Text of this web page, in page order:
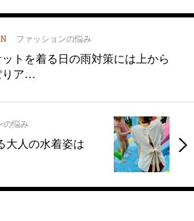
ファッションの悩み
ットを着る日の雨対策には上から
りア…
の悩み
大人の水着姿は